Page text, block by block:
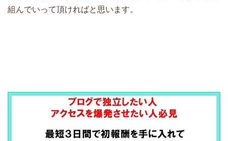
組んでいって頂ければと思います。